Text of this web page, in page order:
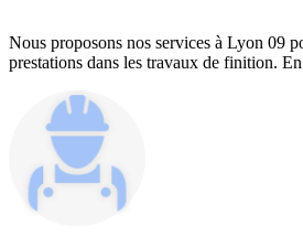
Nous proposons nos services à Lyon 09
prestations dans les travaux de finition.